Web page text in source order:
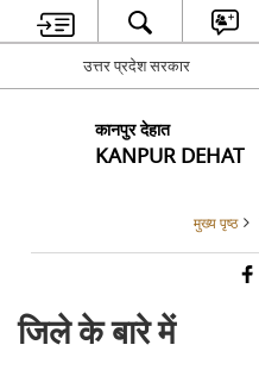
उत्तर प्रदेश सरकार
कानपुर देहात
KANPUR DEHAT
मुख्य पृष्ठ
जिले के बारे में